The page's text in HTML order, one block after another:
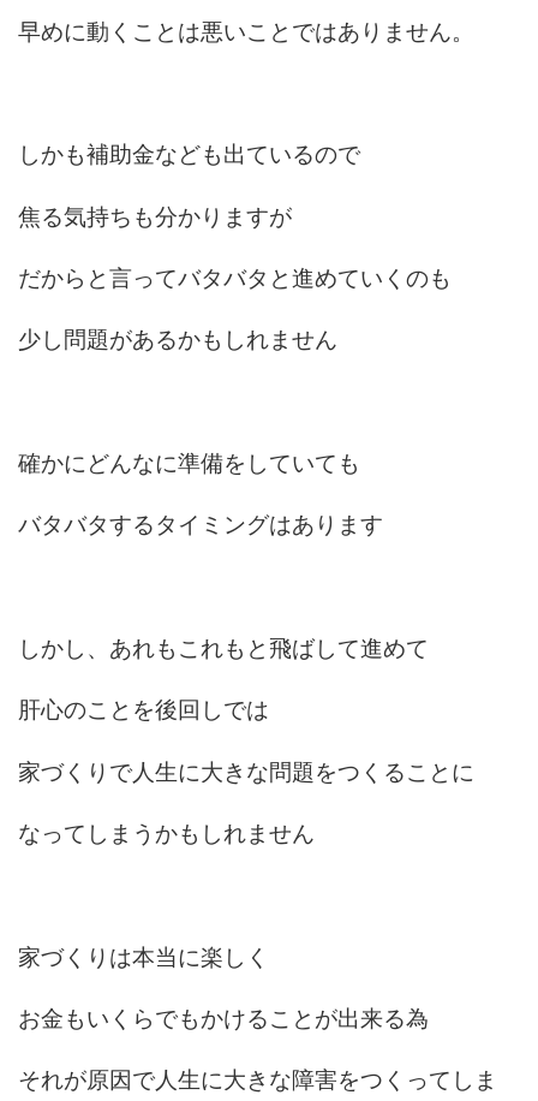
早めに動くことは悪いことではありません。
しかも補助金なども出ているので
焦る気持ちも分かりますが
だからと言ってバタバタと進めていくのも
少し問題があるかもしれません
確かにどんなに準備をしていても
バタバタするタイミングはあります
しかし、あれもこれもと飛ばして進めて
肝心のことを後回しでは
家づくりで人生に大きな問題をつくることに
なってしまうかもしれません
家づくりは本当に楽しく
お金もいくらでもかけることが出来る為
それが原因で人生に大きな障害をつくってしま